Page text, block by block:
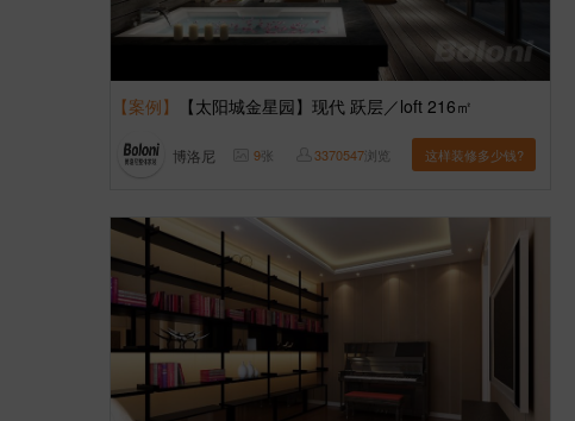
【案例】 【太阳城金星园】现代 跃层／loft 216㎡
博洛尼 9张 3370547浏览 这样装修多少钱?